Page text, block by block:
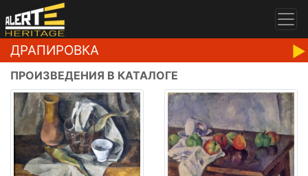
ДРАПИРОВКА
ПРОИЗВЕДЕНИЯ В КАТАЛОГЕ